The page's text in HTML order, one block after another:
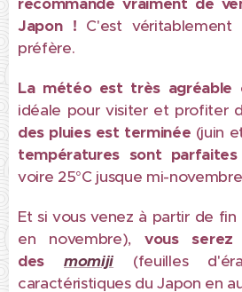
Japon ! C'est
préfère.
La météo est très agréable
idéale pour visiter et profiter
des pluies est terminée (juin
températures sont parfaites
voire 25°C jusque mi-
Et si vous venez à partir de
en novembre), vous serez
desmomiji
(feuilles
caractéristiques du Japon en